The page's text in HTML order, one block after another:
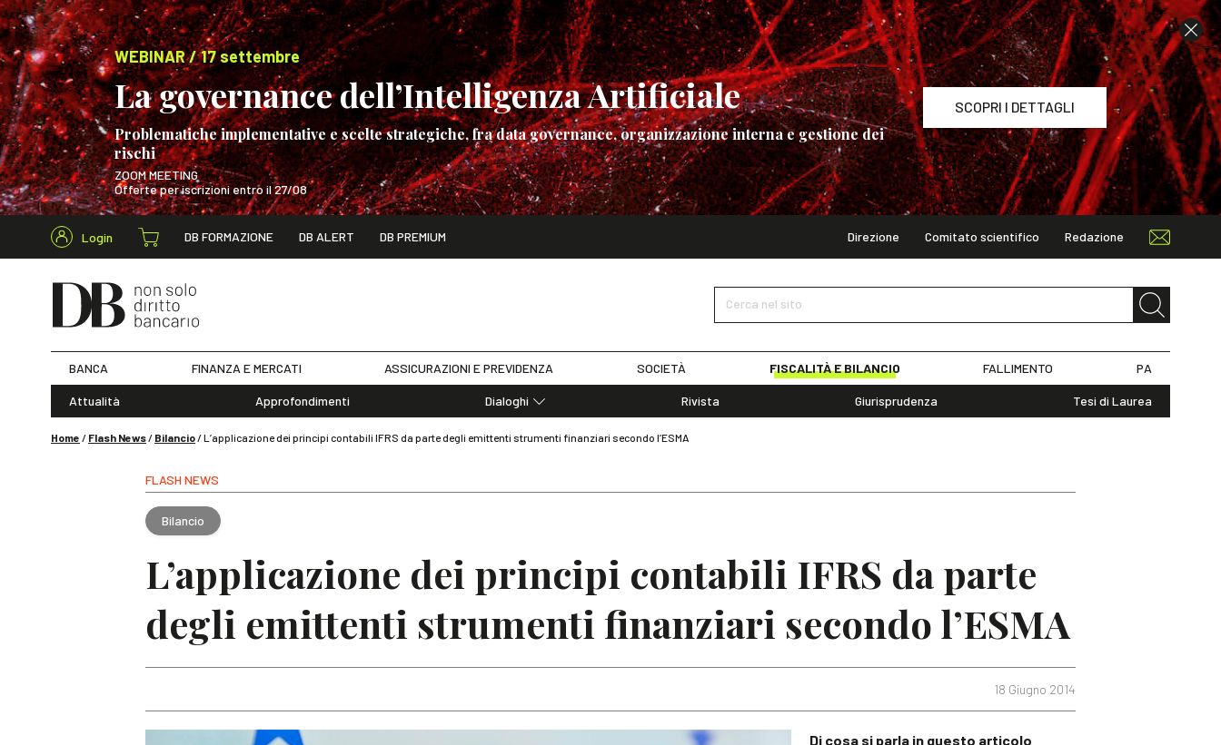
WEBINAR / 17 settembre
La governance dell’Intelligenza Artificiale
Problematiche implementative e scelte strategiche, fra data governance, organizzazione interna e gestione dei
rischi
ZOOM MEETING
Offerte per iscrizioni entro il 27/08
SCOPRI I DETTAGLI
WEBINAR / 17 settembre
Login DB FORMAZIONE DB ALERT DB PREMIUM Direzione Comitato scientifico Redazione
Cerca nel sito
Cerca nel sito
BANCA FINANZA E MERCATI ASSICURAZIONI E PREVIDENZA SOCIETÀ FISCALITÀ E BILANCIO FALLIMENTO PA
Attualità Approfondimenti
Dialoghi
Rivista Giurisprudenza Tesi di Laurea
Home / Flash News/ Bilancio/L’applicazione dei principi contabili IFRS da parte degli emittenti strumenti finanziari secondo l’ESMA
FLASH NEWS
Bilancio
L’applicazione dei principi contabili IFRS da parte
degli emittenti strumenti finanziari secondo l’ESMA
18 Giugno 2014
Di cosa si parla in questo articolo